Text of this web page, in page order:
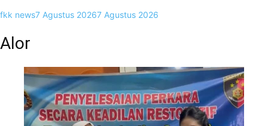
fkk news7 Agustus 20267 Agustus 2026
Alor